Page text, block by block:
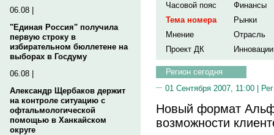
06.08 |
"Единая Россия" получила
первую строку в
избирательном бюллетене на
выборах в Госдуму
06.08 |
Александр Щербаков держит
на контроле ситуацию с
офтальмологической
помощью в Ханкайском
округе
Часовой пояс
Финансы
Тема номера
Рынки
Мнение
Отрасль
Проект ДК
Инновации
Регион сегодня
01 Сентября 2007, 11:00 |
Новый формат
возможности